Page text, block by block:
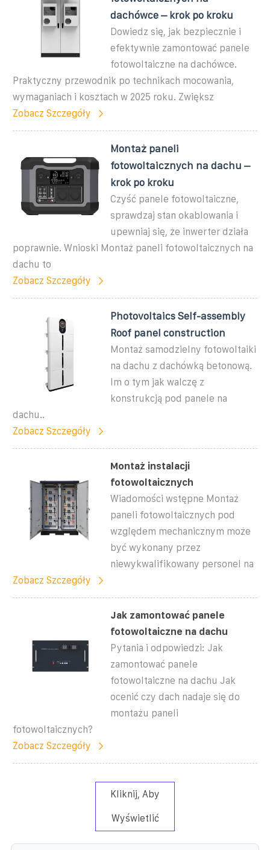
dachówce – krok po kroku
Dowiedz się, jak bezpiecznie i
efektywnie zamontować panele
fotowoltaiczne na dachówce.
Praktyczny przewodnik po technikach mocowania,
wymaganiach i kosztach w 2025 roku. Zwiększ
Zobacz Szczegóły
Montaż paneli
fotowoltaicznych na dachu –
krok po kroku
Czyść panele fotowoltaiczne,
sprawdzaj stan okablowania i
upewniaj się, że inwerter działa
poprawnie. Wnioski Montaż paneli fotowoltaicznych na
dachu to
Zobacz Szczegóły
Photovoltaics Self-assembly
Roof panel construction
Montaż samodzielny fotowoltaiki
na dachu z dachówką betonową.
lm o tym jak walczę z
konstrukcją pod panele na
dachu..
Zobacz Szczegóły
Montaż instalacji
fotowoltaicznych
Wiadomości wstępne Montaż
paneli fotowoltaicznych pod
względem mechanicznym może
być wykonany przez
niewykwalifikowany personel na
Zobacz Szczegóły
Jak zamontować panele
fotowoltaiczne na dachu
Pytania i odpowiedzi: Jak
zamontować panele
fotowoltaiczne na dachu Jak
ocenić czy dach nadaje się do
montażu paneli
fotowoltaicznych?
Zobacz Szczegóły
Kliknij, Aby
Wyświetlić